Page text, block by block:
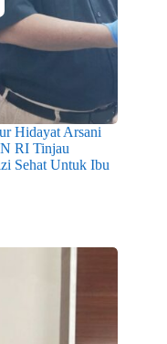
Hidayat Arsani
RI Tinjau
Sehat Untuk Ibu